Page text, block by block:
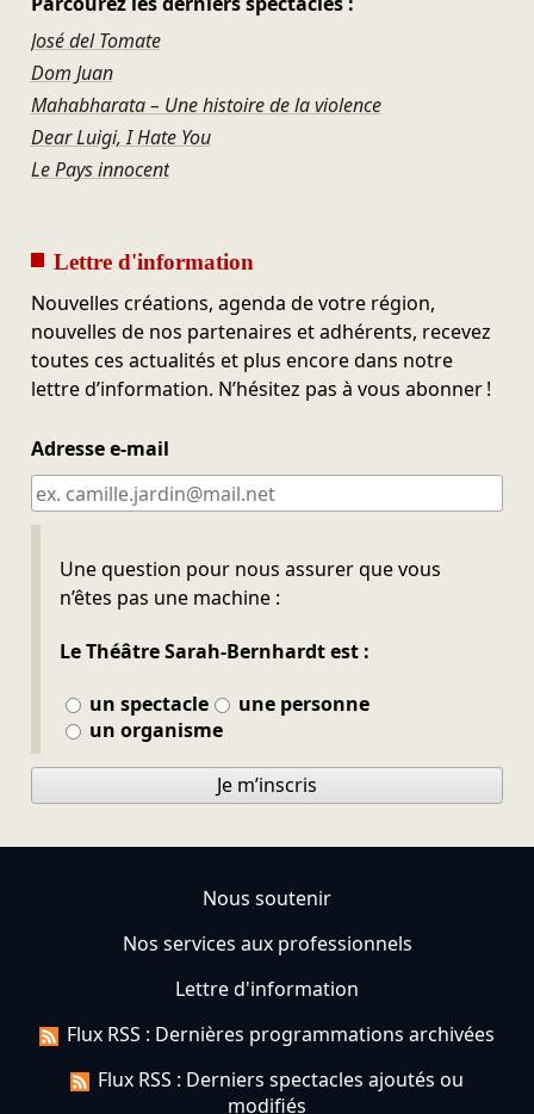
José del Tomate
Dom Juan
Mahabharata – Une histoire de la violence
Dear Luigi, I Hate You
Le Pays innocent
Lettre d'information
Nouvelles créations, agenda de votre région,
nouvelles de nos partenaires et adhérents, recevez
toutes ces actualités et plus encore dans notre
lettre d’information. N’hésitez pas à vous abonner !
Adresse e-mail
Une question pour nous assurer que vous
n’êtes pas une machine :
Le Théâtre Sarah-Bernhardt est :
un spectacle
une personne
un organisme
Ne pas remplir
Je m’inscris
Nous soutenir
Nos services aux professionnels
Lettre d'information
Flux RSS : Dernières programmations archivées
Flux RSS : Derniers spectacles ajoutés ou
modifiés